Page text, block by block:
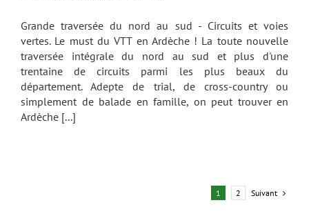
Grande traversée du nord au sud - Circuits et voies
vertes. Le must du VTT en Ardèche ! La toute nouvelle
traversée intégrale du nord au sud et plus d'une
trentaine de circuits parmi les plus beaux du
département. Adepte de trial, de cross-country ou
simplement de balade en famille, on peut trouver en
Ardèche [...]
1 2 Suivant